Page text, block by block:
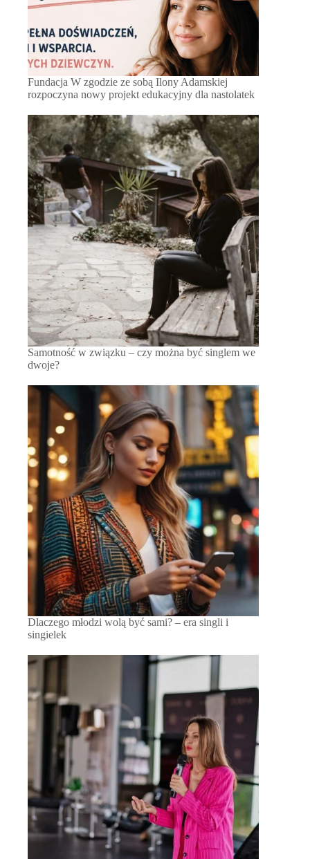
Fundacja W zgodzie ze sobą Ilony Adamskiej
rozpoczyna nowy projekt edukacyjny dla nastolatek
Samotność w związku – czy można być singlem we
dwoje?
Dlaczego młodzi wolą być sami? – era singli i
singielek